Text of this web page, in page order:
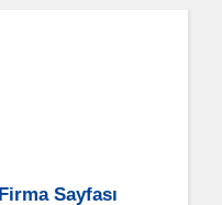
Firma Sayfası